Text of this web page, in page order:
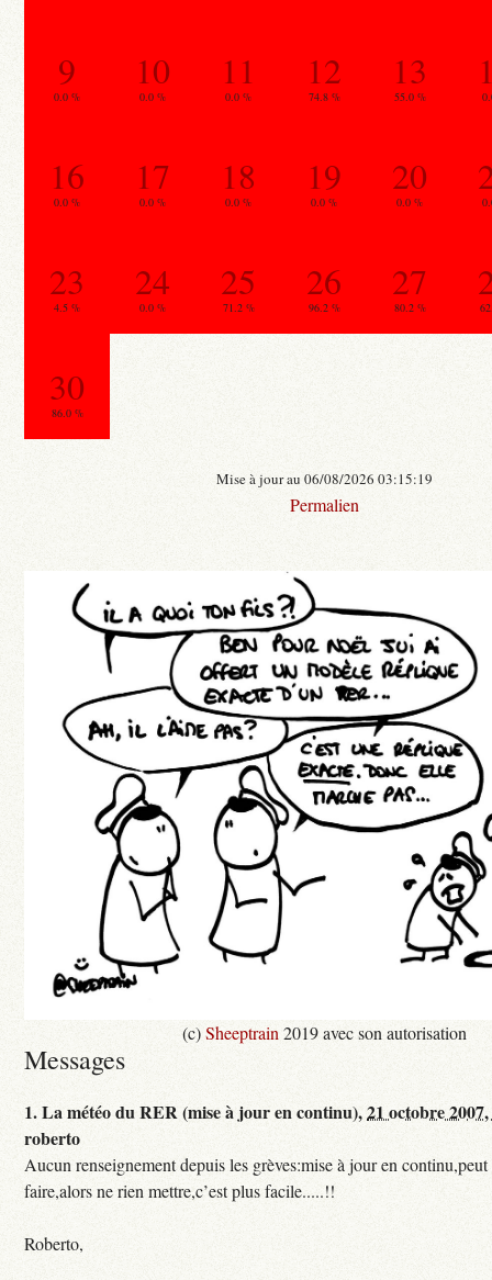
9
0.0 %
10
0.0 %
11
0.0 %
12
74.8 %
13
55.0 %
16
0.0 %
17
0.0 %
18
0.0 %
19
0.0 %
20
0.0 %
23
4.5 %
24
0.0 %
25
71.2 %
26
96.2 %
27
80.2 %
30
86.0 %
Mise à jour au 06/08/2026 03:15:19
Permalien
(c)Sheeptrain 2019 avec son autorisation
Messages
1.La météo du RER (mise à jour en continu),21 octobre
roberto
Aucun renseignement depuis les grèves:mise à jour en
faire,alors ne rien mettre,c’est plus facile.....!!
Roberto,